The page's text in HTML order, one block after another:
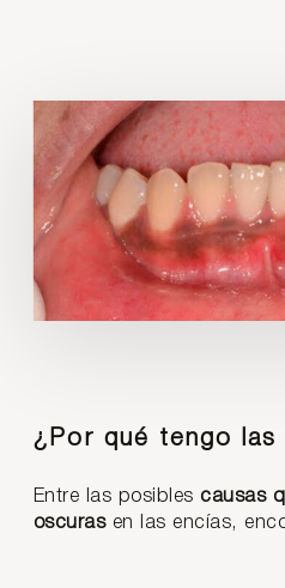
¿Por qué tengo las
Entre las posibles causas
oscurasen las encías,